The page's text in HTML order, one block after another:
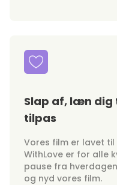
Slap af, læn dig
tilpas
Vores film er lavet
WithLove er for alle
pause fra
og nyd vores film.